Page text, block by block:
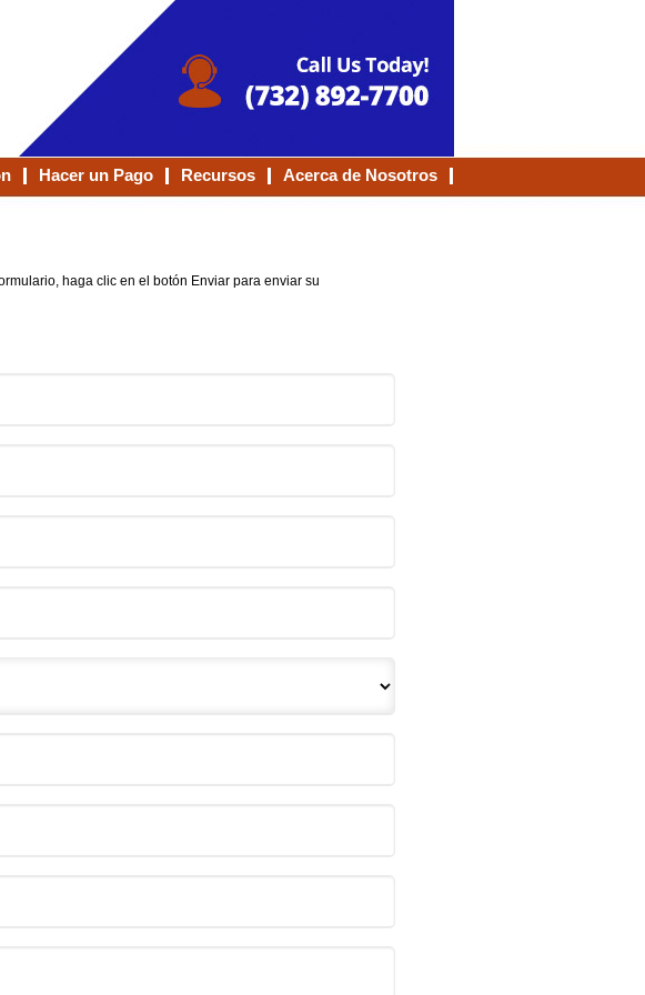
Hacer un Pago Recursos Acerca de Nosotros
haga clic en el botón Enviar para enviar su